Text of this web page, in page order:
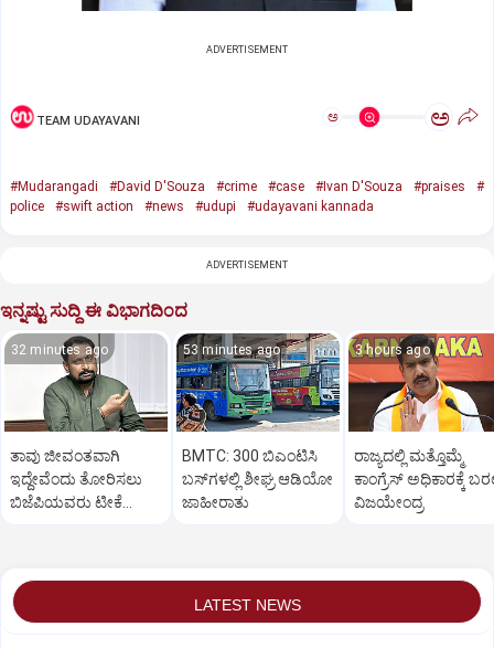
ADVERTISEMENT
TEAM UDAYAVANI ಅ ಅ
#Mudarangadi #David D'Souza #crime #case #Ivan D'Souza #praises
#
police
#swift action #news #udupi #udayavani kannada
ADVERTISEMENT
ಇನ್ನಷ್ಟು ಸುದ್ದಿ ಈ ವಿಭಾಗದಿಂದ
32 minutes ago
ತಾವು ಜೀವಂತವಾಗಿ
ಇದ್ದೇವೆಂದು ತೋರಿಸಲು
ಬಿಜೆಪಿಯವರು ಟೀಕೆ
53 minutes ago
BMTC: 300 ಬಿಎಂಟಿಸಿ
ಬಸ್‌ಗಳಲ್ಲಿ ಶೀಘ್ರ ಆಡಿಯೋ
ಜಾಹೀರಾತು
3 hours ago
ರಾಜ್ಯದಲ್ಲಿ ಮತ್ತೊಮ್ಮೆ
ಕಾಂಗ್ರೆಸ್‌ ಅಧಿಕಾರಕ್ಕೆ
ವಿಜಯೇಂದ್ರ
LATEST NEWS